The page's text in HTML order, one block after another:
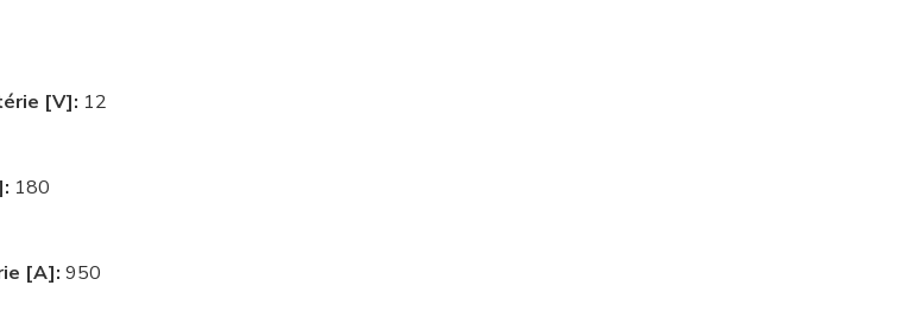
[V]: 12
180
[A]: 950